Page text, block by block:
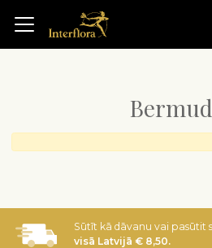
Sūtīt kā dāvanu vai pasūtit
visā Latvijā € 8,50.